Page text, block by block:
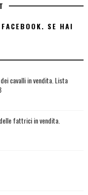
SE HAI
cavalli in vendita. Lista
fattrici in vendita.